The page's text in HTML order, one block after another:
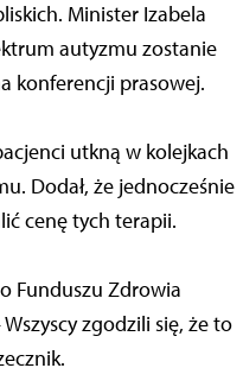
Minister Izabela
autyzmu zostanie
konferencji prasowej.
utkną w kolejkach
Dodał, że jednocześnie
cenę tych terapii.
Funduszu Zdrowia
zgodzili się, że to